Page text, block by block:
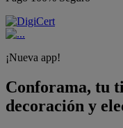
¡Nueva app!
Conforama, tu
decoración y